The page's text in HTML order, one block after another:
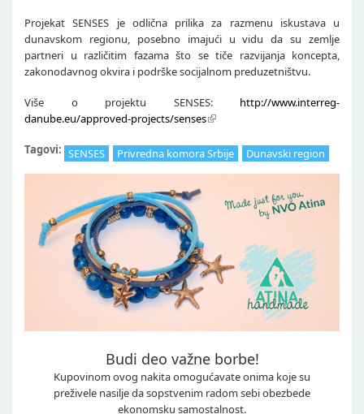
Projekat SENSES je odlična prilika za razmenu iskustava u
dunavskom regionu, posebno imajući u vidu da su zemlje
partneri u različitim fazama što se tiče razvijanja koncepta,
zakonodavnog okvira i podrške socijalnom preduzetništvu.
Više o projektu SENSES:http://www.interreg-
danube.eu/approved-projects/senses
Tagovi: SENSES Privredna komora Srbije Dunavski region
Budi deo važne borbe!
Kupovinom ovog nakita omogućavate onima koje su
preživele nasilje da sopstvenim radom sebi obezbede
ekonomsku samostalnost.